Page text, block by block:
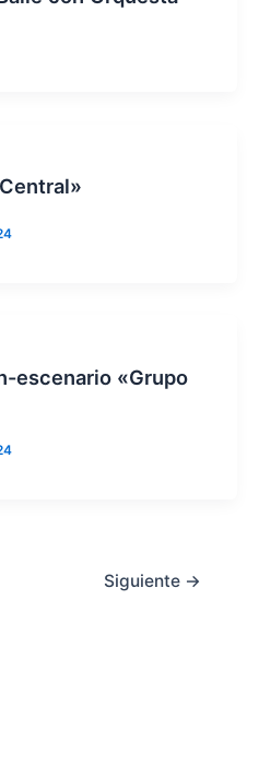
escenario «Grupo
Siguiente →